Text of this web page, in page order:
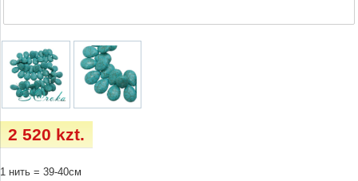
2 520 kzt.
1 нить = 39-40см